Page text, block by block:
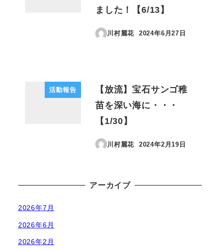
ました！【6/13】
川村麗花
投稿日
2024年6月27日
活動報告
【放流】宝石サンゴ稚
苗を深い海に・・・
【1/30】
川村麗花
投稿日
2024年2月19日
アーカイブ
2026年7月
2026年6月
2026年2月